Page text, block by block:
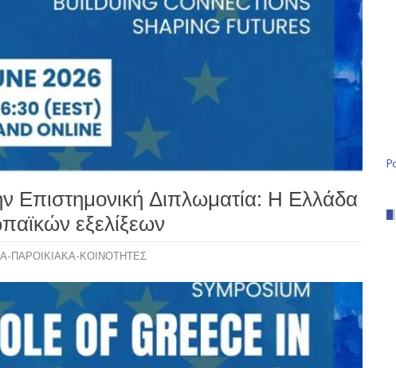
Επιστημονική Διπλωματία: Η Ελλάδα
εξελίξεων
ΠΑΡΟΙΚΙΑΚΑ-ΚΟΙΝΟΤΗΤΕΣ